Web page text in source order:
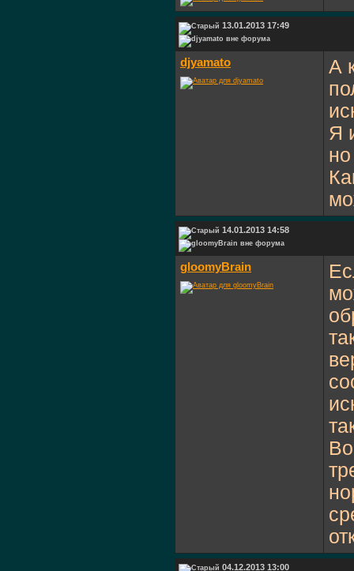
13.01.2013 17:49
djyamato
А
Я
14.01.2013 14:58
gloomyBrain
04.12.2013 13:00